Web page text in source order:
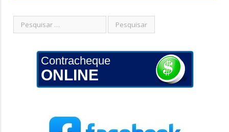
Contracheque
ONLINE